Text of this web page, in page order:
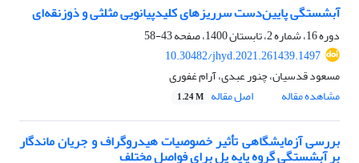
آبشستگی پایین‌دست سرریزهای کلید‌پیانویی مثلثی و ذوزنقه‌ای
دوره 16، شماره 2، تابستان 1400، صفحه
43-58
10.30482/jhyd.2021.261439.1497
مسعود قدسیان، چنور عبدی، آرام غفوری
مشاهده مقاله
اصل مقاله 1.24 M
بررسی آزمایشگاهی تأثیر خصوصیات هیدروگراف و جریان ماندگار
بر آبشستگی گروه پایه پل برای فواصل مختلف